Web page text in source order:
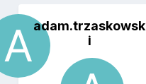
adam.trzaskowsk
i